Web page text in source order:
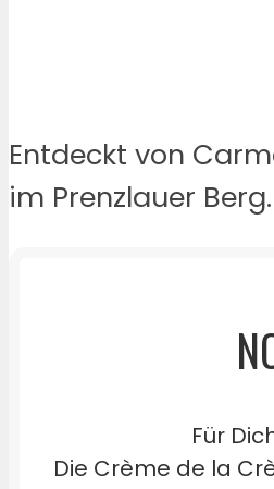
Entdeckt von
im Prenzlauer Berg.
Für
Die Crème de la